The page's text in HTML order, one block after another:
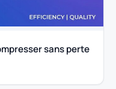
sans perte